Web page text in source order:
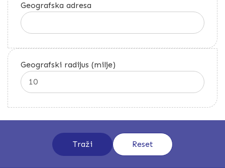
Geografska adresa
Geografski radijus (milje)